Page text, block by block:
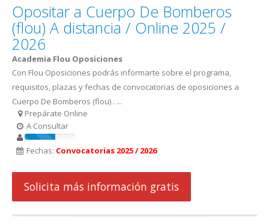
Opositar a Cuerpo De Bomberos
(flou) A distancia / Online 2025 /
2026
Academia Flou Oposiciones
Con Flou Oposiciones podrás informarte sobre el programa,
requisitos, plazas y fechas de convocatorias de oposiciones a
Cuerpo De Bomberos (flou) . ...
Prepárate Online
A Consultar
Fechas: Convocatorias 2025 / 2026
Solicita más información gratis